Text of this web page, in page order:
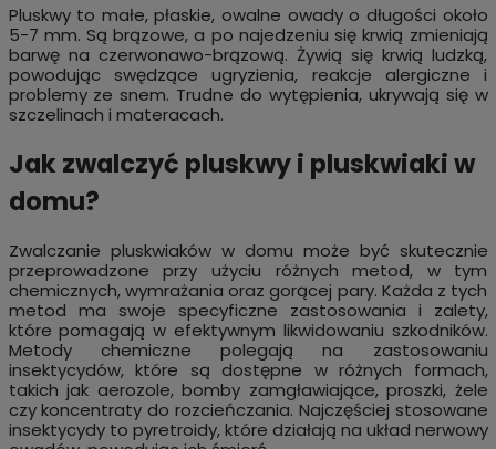
Pluskwy to małe, płaskie, owalne owady o długości około
5-7 mm. Są brązowe, a po najedzeniu się krwią zmieniają
barwę na czerwonawo-brązową. Żywią się krwią ludzką,
powodując swędzące ugryzienia, reakcje alergiczne i
problemy ze snem. Trudne do wytępienia, ukrywają się w
szczelinach i materacach.
Jak zwalczyć pluskwy i pluskwiaki w
domu?
Zwalczanie pluskwiaków w domu może być skutecznie
przeprowadzone przy użyciu różnych metod, w tym
chemicznych, wymrażania oraz gorącej pary. Każda z tych
metod ma swoje specyficzne zastosowania i zalety,
które pomagają w efektywnym likwidowaniu szkodników.
Metody chemiczne polegają na zastosowaniu
insektycydów, które są dostępne w różnych formach,
takich jak aerozole, bomby zamgławiające, proszki, żele
czy koncentraty do rozcieńczania. Najczęściej stosowane
insektycydy to pyretroidy, które działają na układ nerwowy